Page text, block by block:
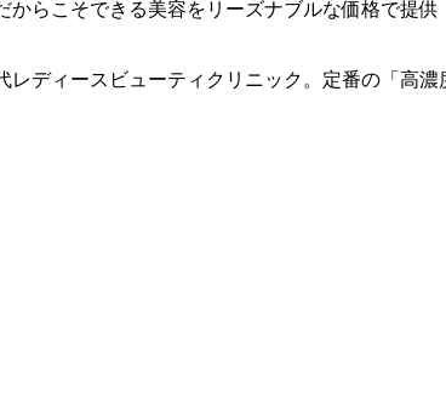
らこそできる美容をリーズナブルな価格で提供
ディースビューティクリニック。定番の「高濃